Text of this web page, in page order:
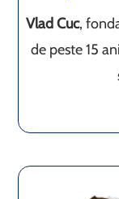
Vlad Cuc,
de peste 15